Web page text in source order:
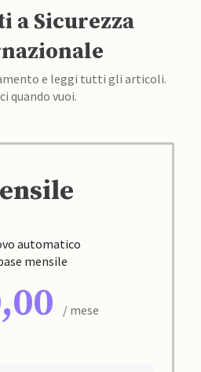
a Sicurezza
e leggi tutti gli articoli.
quando vuoi.
automatico
mensile
/ mese